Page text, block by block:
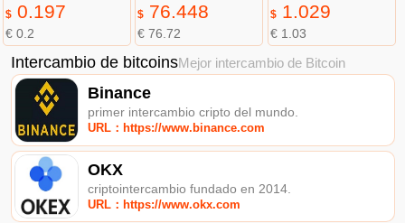
$0.197
€ 0.2
$ 76.448
€ 76.72
$1.029
€ 1.03
Intercambio de bitcoinsMejor intercambio de Bitcoin
Binance
primer intercambio cripto del mundo.
URL：https://www.binance.com
OKX
criptointercambio fundado en 2014.
URL：https://www.okx.com